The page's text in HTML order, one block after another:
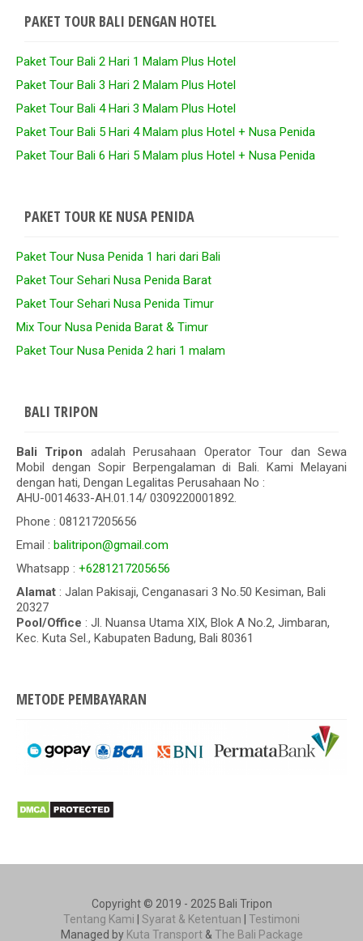
PAKET TOUR BALI DENGAN HOTEL
Paket Tour Bali 2 Hari 1 Malam Plus Hotel
Paket Tour Bali 3 Hari 2 Malam Plus Hotel
Paket Tour Bali 4 Hari 3 Malam Plus Hotel
Paket Tour Bali 5 Hari 4 Malam plus Hotel + Nusa Penida
Paket Tour Bali 6 Hari 5 Malam plus Hotel + Nusa Penida
PAKET TOUR KE NUSA PENIDA
Paket Tour Nusa Penida 1 hari dari Bali
Paket Tour Sehari Nusa Penida Barat
Paket Tour Sehari Nusa Penida Timur
Mix Tour Nusa Penida Barat & Timur
Paket Tour Nusa Penida 2 hari 1 malam
BALI TRIPON
Bali Tripon adalah Perusahaan Operator Tour dan Sewa
Mobil dengan Sopir Berpengalaman di Bali. Kami Melayani
dengan hati, Dengan Legalitas Perusahaan No :
AHU-0014633-AH.01.14/ 0309220001892.
Phone : 081217205656
Email : balitripon@gmail.com
Whatsapp : +6281217205656
Alamat : Jalan Pakisaji, Cenganasari 3 No.50 Kesiman, Bali
20327
Pool/Office : Jl. Nuansa Utama XIX, Blok A No.2, Jimbaran,
Kec. Kuta Sel., Kabupaten Badung, Bali 80361
METODE PEMBAYARAN
Copyright © 2019 - 2025 Bali Tripon
Tentang Kami
Syarat & Ketentuan
Testimoni
Managed by Kuta Transport& The Bali Package